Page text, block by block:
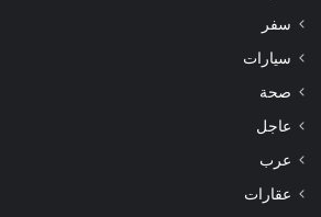
سفر
سيارات
صحة
عاجل
عرب
عقارات